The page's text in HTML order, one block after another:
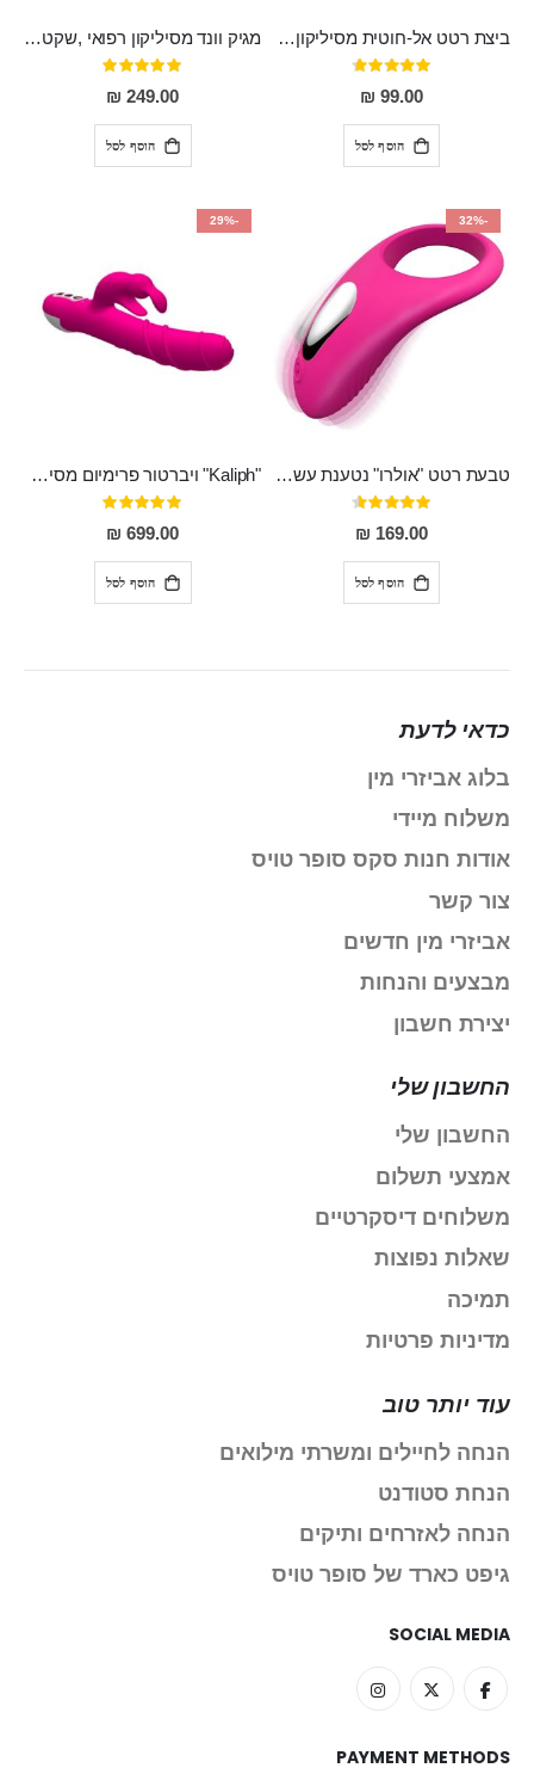
ביצת רטט אל-חוטית מסיליקון רפואי בגודל של 8 ס"מ ורוחב 3 ס"מ בעלת 20 מהירויות שונות "ENKI"
דירוג:
93%
99.00 ₪
הוסף לסל
מגיק וונד מסיליקון רפואי ,שקט במיוחד, נטען בעל 10 מהירויות שונות "Erna"
דירוג:
100%
249.00 ₪
הוסף לסל
-32%
טבעת רטט "אולרו" נטענת עשויה סיליקון רפואי עם רטט חזק ומטריף חושים
דירוג:
91%
169.00 ₪
הוסף לסל
-29%
"Kaliph" ויברטור פרימיום מסיליקון רפואי , נטען, שקט במיוחד, מסתובב ומתפתל, שמנמן עם חדירה 14 סמ
דירוג:
100%
699.00 ₪
הוסף לסל
כדאי לדעת
בלוג אביזרי מין
משלוח מיידי
אודות חנות סקס סופר טויס
צור קשר
אביזרי מין חדשים
מבצעים והנחות
יצירת חשבון
החשבון שלי
החשבון שלי
אמצעי תשלום
משלוחים דיסקרטיים
שאלות נפוצות
תמיכה
מדיניות פרטיות
עוד יותר טוב
הנחה לחיילים ומשרתי מילואים
הנחת סטודנט
הנחה לאזרחים ותיקים
גיפט כארד של סופר טויס
SOCIAL MEDIA
PAYMENT METHODS